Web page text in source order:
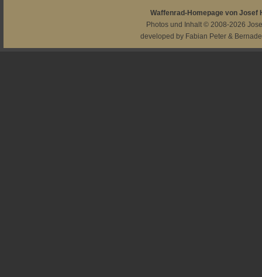
Waffenrad-Homepage von Josef
Photos und Inhalt © 2008-2026
developed by Fabian Peter &